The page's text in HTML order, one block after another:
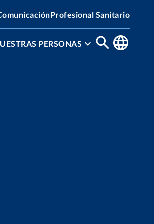
Profesional Sanitario
PERSONAS